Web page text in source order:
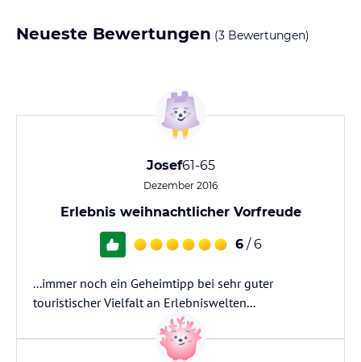
Neueste Bewertungen (3 Bewertungen)
Josef61-65
Dezember 2016
Erlebnis weihnachtlicher Vorfreude
6 / 6
...immer noch ein Geheimtipp bei sehr guter
touristischer Vielfalt an Erlebniswelten...